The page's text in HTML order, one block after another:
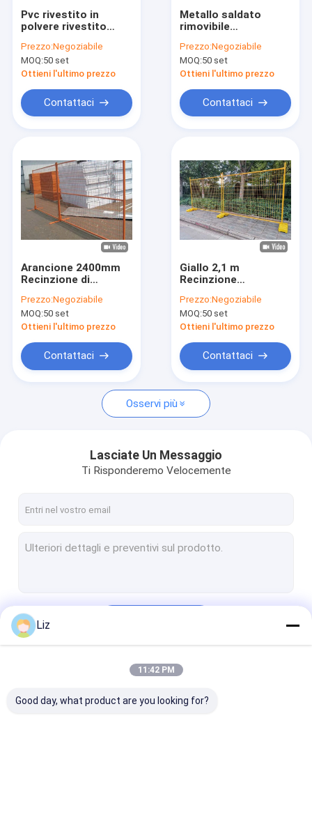
Prodotti
Spettacolo VR
Su di noi
Contattaci
Notizie
Chiedi un preventivo
Recinzione in acciaio di sicurezza
Recinzione di sicurezza anti-arrampicata
Recinzione AOA
Pvc rivestito in
polvere rivestito
di recinzione caldo
immerso
galvanizzato metallo
Prezzo:Negoziabile
MOQ:50 set
Ottieni l'ultimo prezzo
Contattaci
Metallo saldato
rimovibile
2.1x2.4 Australia
Standard
Construction
Panel
Prezzo:Negoziabile
MOQ:50 set
Ottieni l'ultimo prezzo
Contattaci
Arancione 2400mm
Recinzione di
temporanea
Recinzione
temporanea sicura
Prezzo:Negoziabile
MOQ:50 set
Ottieni l'ultimo prezzo
Contattaci
Giallo 2,1 m
Recinzione
retrattile 100x200
mm Fuoco di maglia
Prezzo:Negoziabile
MOQ:50 set
Ottieni l'ultimo prezzo
Contattaci
Osservi più
Lasciate Un Messaggio
Ti Risponderemo Velocemente
Liz
11:42 PM
Good day, what product are you looking for?